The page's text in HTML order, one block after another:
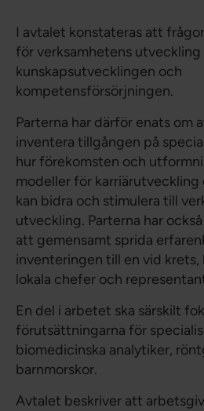
I avtalet konstateras att
för verksamhetens
kunskapsutvecklingen och
kompetensförsörjningen.
Parterna har därför enats om
inventera tillgången på
hur förekomsten och
modeller för karriärutveckling
kan bidra och stimulera till
utveckling. Parterna har
att gemensamt sprida
inventeringen till en vid
lokala chefer och
En del i arbetet ska särskilt
förutsättningarna för
biomedicinska analytiker,
barnmorskor.
Avtalet beskriver att